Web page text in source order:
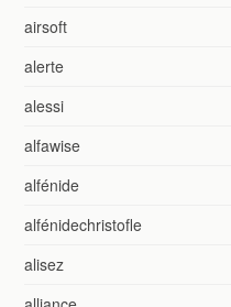
airsoft
alerte
alessi
alfawise
alfénide
alfénidechristofle
alisez